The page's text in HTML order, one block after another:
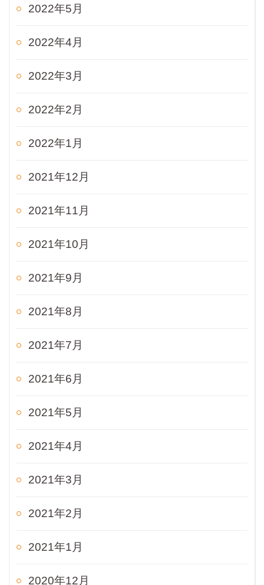
2022年5月
2022年4月
2022年3月
2022年2月
2022年1月
2021年12月
2021年11月
2021年10月
2021年9月
2021年8月
2021年7月
2021年6月
2021年5月
2021年4月
2021年3月
2021年2月
2021年1月
2020年12月